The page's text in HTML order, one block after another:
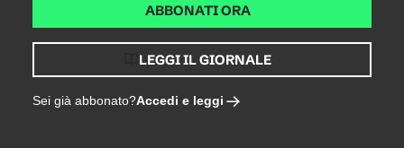
ABBONATI ORA
LEGGI IL GIORNALE
Sei già abbonato?Accedi e leggi